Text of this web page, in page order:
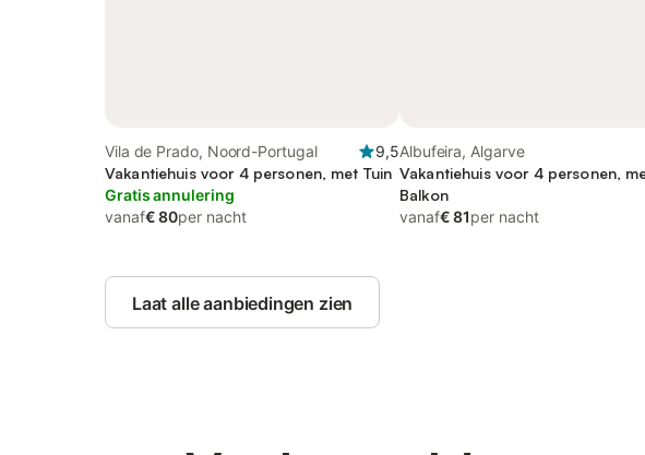
Vila de Prado, Noord-Portugal
9,5
Vakantiehuis voor 4 personen, met Tuin
Gratis annulering
vanaf€ 80per nacht
Albufeira, Algarve
Vakantiehuis voor 4 personen,
Balkon
vanaf€ 81per nacht
Laat alle aanbiedingen zien